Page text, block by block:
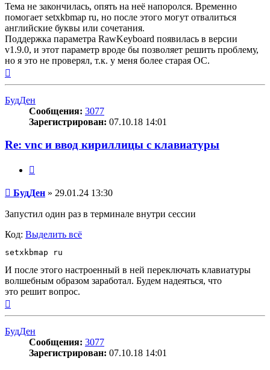
Тема не закончилась, опять на неё напоролся. Временно
помогает setxkbmap ru, но после этого могут отвалиться
английские буквы или сочетания.
Поддержка параметра RawKeyboard появилась в версии
v1.9.0, и этот параметр вроде бы позволяет решить проблему,
но я это не проверял, т.к. у меня более старая ОС.
БудДен
Сообщения: 3077
Зарегистрирован: 07.10.18 14:01
Re: vnc и ввод кириллицы с клавиатуры
Сообщение
БудДен » 29.01.24 13:30
Запустил один раз в терминале внутри сессии
Код: Выделить всё
setxkbmap ru
И после этого настроенный в ней переключать клавиатуры
волшебным образом заработал. Будем надеяться, что
это решит вопрос.
БудДен
Сообщения: 3077
Зарегистрирован: 07.10.18 14:01